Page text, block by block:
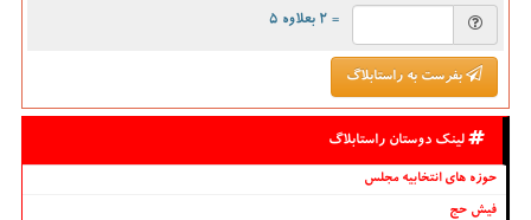
= ۲ بعلاوه ۵
بفرست به راستابلاگ
لینک دوستان راستابلاگ
حوزه های انتخابیه مجلس
فیش حج